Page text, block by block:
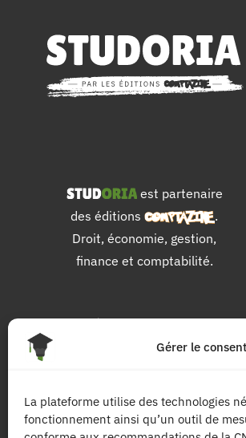
Gérer le
La plateforme utilise des technologies
fonctionnement ainsi qu’un outil de
est partenaire
des éditions
.
Droit, économie, gestion,
finance et comptabilité.